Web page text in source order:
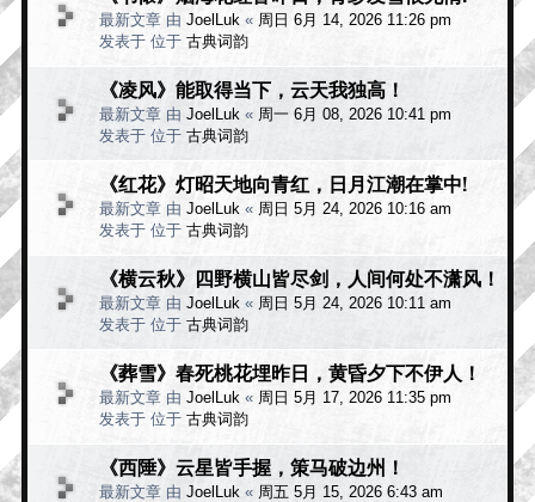
最新文章 由 JoelLuk « 周日 6月 14, 2026 11:26 pm
发表于 位于 古典词韵
《凌风》能取得当下，云天我独高！
最新文章 由 JoelLuk « 周一 6月 08, 2026 10:41 pm
发表于 位于 古典词韵
《红花》灯昭天地向青红，日月江潮在掌中!
最新文章 由 JoelLuk « 周日 5月 24, 2026 10:16 am
发表于 位于 古典词韵
《横云秋》四野横山皆尽剑，人间何处不潇风！
最新文章 由 JoelLuk « 周日 5月 24, 2026 10:11 am
发表于 位于 古典词韵
《葬雪》春死桃花埋昨日，黄昏夕下不伊人！
最新文章 由 JoelLuk « 周日 5月 17, 2026 11:35 pm
发表于 位于 古典词韵
《西陲》云星皆手握，策马破边州！
最新文章 由 JoelLuk « 周五 5月 15, 2026 6:43 am